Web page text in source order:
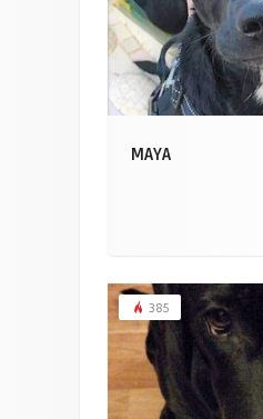
MAYA
385